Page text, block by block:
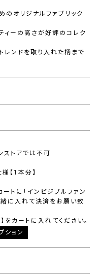
のオリジナルファブリック
ィーの高さが好評のコレク
レンドを取り入れた柄まで
ストアでは不可
【1本分】
トに「インビジブルファン
緒に入れて決済をお願い致
カートに入れてください。
ション